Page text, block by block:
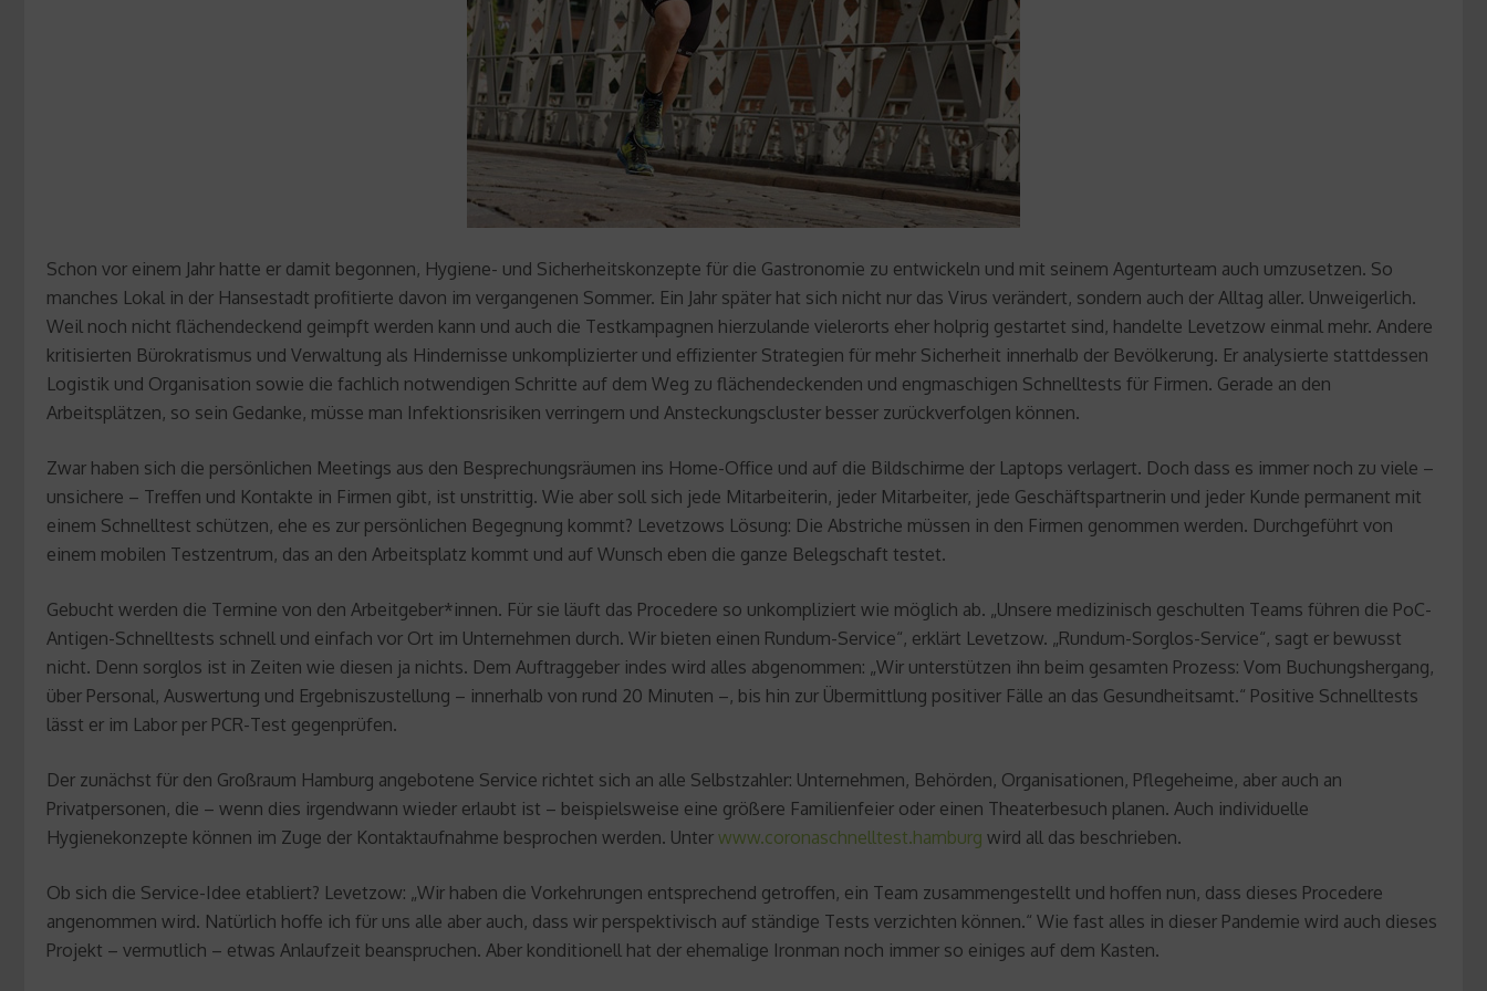
Schon vor einem Jahr hatte er damit begonnen, Hygiene- und Sicherheitskonzepte für die Gastronomie zu entwickeln und mit seinem Agenturteam auch umzusetzen. So
manches Lokal in der Hansestadt profitierte davon im vergangenen Sommer. Ein Jahr später hat sich nicht nur das Virus verändert, sondern auch der Alltag aller. Unweigerlich.
Weil noch nicht flächendeckend geimpft werden kann und auch die Testkampagnen hierzulande vielerorts eher holprig gestartet sind, handelte Levetzow einmal mehr. Andere
kritisierten Bürokratismus und Verwaltung als Hindernisse unkomplizierter und effizienter Strategien für mehr Sicherheit innerhalb der Bevölkerung. Er analysierte stattdessen
Logistik und Organisation sowie die fachlich notwendigen Schritte auf dem Weg zu flächendeckenden und engmaschigen Schnelltests für Firmen. Gerade an den
Arbeitsplätzen, so sein Gedanke, müsse man Infektionsrisiken verringern und Ansteckungscluster besser zurückverfolgen können.
Zwar haben sich die persönlichen Meetings aus den Besprechungsräumen ins Home-Office und auf die Bildschirme der Laptops verlagert. Doch dass es immer noch zu viele –
unsichere – Treffen und Kontakte in Firmen gibt, ist unstrittig. Wie aber soll sich jede Mitarbeiterin, jeder Mitarbeiter, jede Geschäftspartnerin und jeder Kunde permanent mit
einem Schnelltest schützen, ehe es zur persönlichen Begegnung kommt? Levetzows Lösung: Die Abstriche müssen in den Firmen genommen werden. Durchgeführt von
einem mobilen Testzentrum, das an den Arbeitsplatz kommt und auf Wunsch eben die ganze Belegschaft testet.
Gebucht werden die Termine von den Arbeitgeber*innen. Für sie läuft das Procedere so unkompliziert wie möglich ab. „Unsere medizinisch geschulten Teams führen die PoC-
Antigen-Schnelltests schnell und einfach vor Ort im Unternehmen durch. Wir bieten einen Rundum-Service“, erklärt Levetzow. „Rundum-Sorglos-Service“, sagt er bewusst
nicht. Denn sorglos ist in Zeiten wie diesen ja nichts. Dem Auftraggeber indes wird alles abgenommen: „Wir unterstützen ihn beim gesamten Prozess: Vom Buchungshergang,
über Personal, Auswertung und Ergebniszustellung – innerhalb von rund 20 Minuten –, bis hin zur Übermittlung positiver Fälle an das Gesundheitsamt.“ Positive Schnelltests
lässt er im Labor per PCR-Test gegenprüfen.
Der zunächst für den Großraum Hamburg angebotene Service richtet sich an alle Selbstzahler: Unternehmen, Behörden, Organisationen, Pflegeheime, aber auch an
Privatpersonen, die – wenn dies irgendwann wieder erlaubt ist – beispielsweise eine größere Familienfeier oder einen Theaterbesuch planen. Auch individuelle
Hygienekonzepte können im Zuge der Kontaktaufnahme besprochen werden. Unter www.coronaschnelltest.hamburg wird all das beschrieben.
Ob sich die Service-Idee etabliert? Levetzow: „Wir haben die Vorkehrungen entsprechend getroffen, ein Team zusammengestellt und hoffen nun, dass dieses Procedere
angenommen wird. Natürlich hoffe ich für uns alle aber auch, dass wir perspektivisch auf ständige Tests verzichten können.“ Wie fast alles in dieser Pandemie wird auch dieses
Projekt – vermutlich – etwas Anlaufzeit beanspruchen. Aber konditionell hat der ehemalige Ironman noch immer so einiges auf dem Kasten.